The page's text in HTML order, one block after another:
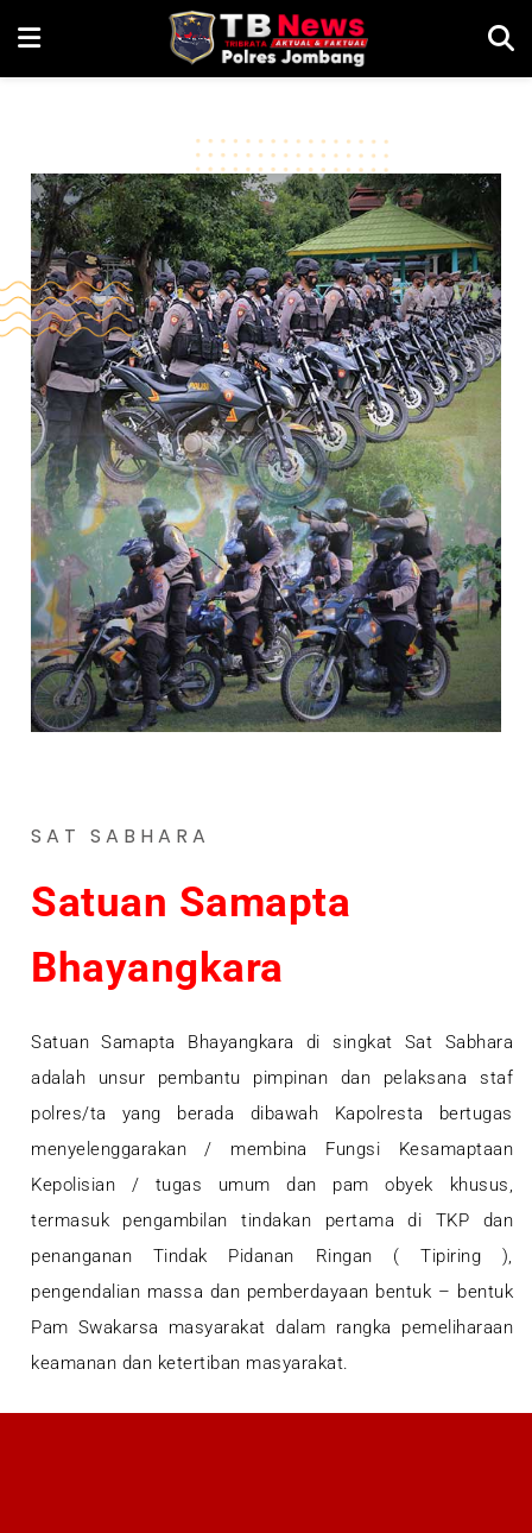
SAT SABHARA
Satuan Samapta
Bhayangkara
Satuan Samapta Bhayangkara di singkat Sat Sabhara
adalah unsur pembantu pimpinan dan pelaksana staf
polres/ta yang berada dibawah Kapolresta bertugas
menyelenggarakan / membina Fungsi Kesamaptaan
Kepolisian / tugas umum dan pam obyek khusus,
termasuk pengambilan tindakan pertama di TKP dan
penanganan Tindak Pidanan Ringan ( Tipiring ),
pengendalian massa dan pemberdayaan bentuk – bentuk
Pam Swakarsa masyarakat dalam rangka pemeliharaan
keamanan dan ketertiban masyarakat.